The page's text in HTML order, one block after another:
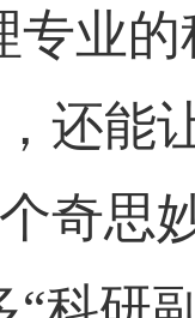
专业
还能
奇思